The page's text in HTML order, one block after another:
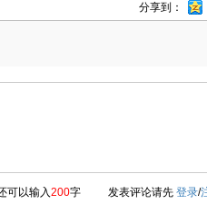
分享到：
可以输入200字 发表评论请先 登录/